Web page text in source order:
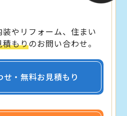
やリフォーム、住まい
積もりのお問い合わせ。
せ・無料お見積もり